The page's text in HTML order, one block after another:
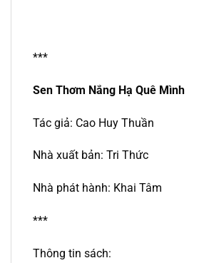
***
Sen Thơm Nắng Hạ Quê Mình
Tác giả: Cao Huy Thuần
Nhà xuất bản: Tri Thức
Nhà phát hành: Khai Tâm
***
Thông tin sách: